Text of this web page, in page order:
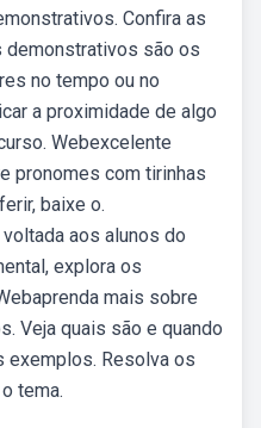
Confira as
demonstrativos são os
no tempo ou no
a proximidade de algo
Webexcelente
pronomes com tirinhas
baixe o.
aos alunos do
explora os
mais sobre
Veja quais são e quando
exemplos. Resolva os
tema.